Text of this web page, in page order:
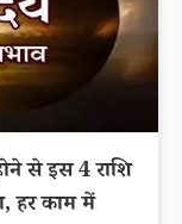
से इस 4 राशि
हर काम में